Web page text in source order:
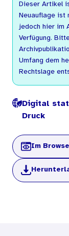
Dieser Artikel
Neuauflage ist
jedoch hier im
Verfügung.
Umfang dem
Rechtslage
Digital
Druck
Im